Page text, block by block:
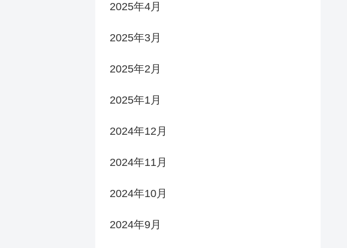
2025年4月
2025年3月
2025年2月
2025年1月
2024年12月
2024年11月
2024年10月
2024年9月